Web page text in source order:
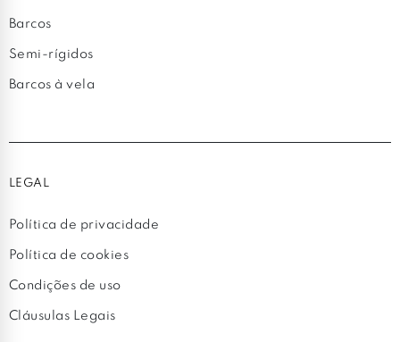
Barcos
Semi-rígidos
Barcos à vela
LEGAL
Política de privacidade
Política de cookies
Condições de uso
Cláusulas Legais